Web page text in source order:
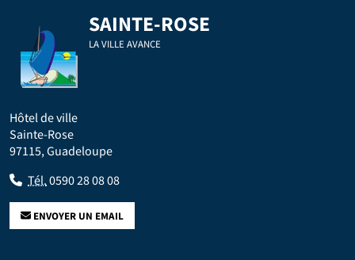
SAINTE-ROSE
LA VILLE AVANCE
Hôtel de ville
Sainte-Rose
97115, Guadeloupe
Tél.0590 28 08 08
ENVOYER UN EMAIL